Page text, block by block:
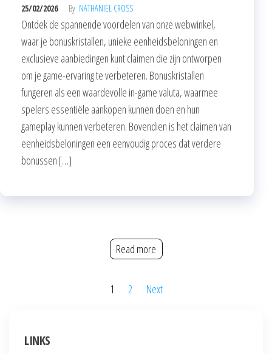
25/02/2026 By NATHANIEL CROSS
Ontdek de spannende voordelen van onze webwinkel,
waar je bonuskristallen, unieke eenheidsbeloningen en
exclusieve aanbiedingen kunt claimen die zijn ontworpen
om je game-ervaring te verbeteren. Bonuskristallen
fungeren als een waardevolle in-game valuta, waarmee
spelers essentiële aankopen kunnen doen en hun
gameplay kunnen verbeteren. Bovendien is het claimen van
eenheidsbeloningen een eenvoudig proces dat verdere
bonussen […]
Read more
1 2 Next
LINKS